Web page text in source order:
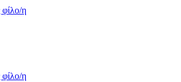
η
η